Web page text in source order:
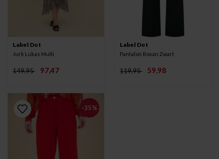
Label Dot
Jurk Lukas Multi
149,95 97,47
Label Dot
Pantalon Roxan Zwart
119,95 59,98
-35%